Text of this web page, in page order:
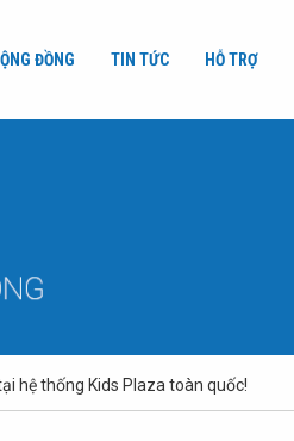
ĐỒNG TIN TỨC HỖ TRỢ
hệ thống Kids Plaza toàn quốc!